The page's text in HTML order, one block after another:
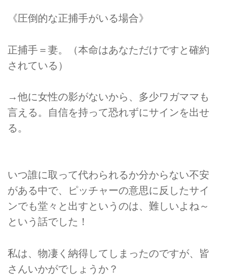
《圧倒的な正捕手がいる場合》
正捕手＝妻。（本命はあなただけですと確約
されている）
→他に女性の影がないから、多少ワガママも
言える。自信を持って恐れずにサインを出せ
る。
いつ誰に取って代わられるか分からない不安
がある中で、ピッチャーの意思に反したサイ
ンでも堂々と出すというのは、難しいよね～
という話でした！
私は、物凄く納得してしまったのですが、皆
さんいかがでしょうか？